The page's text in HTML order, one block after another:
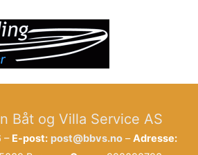
Båt og Villa Service AS
– E-post: post@bbvs.no –Adresse: